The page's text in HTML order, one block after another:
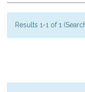
Results 1-1 of 1